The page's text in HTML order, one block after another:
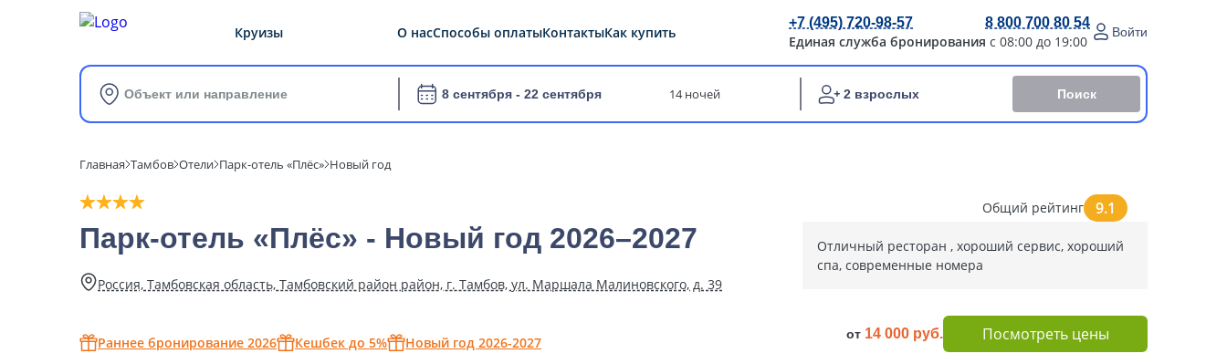
Круизы О насСпособы оплатыКонтактыКак купить
+7 (495) 720-98-57 8 800 700 80 54
Единая служба бронирования с 08:00 до 19:00
Войти
Объект или направление 8 сентября - 22 сентября 14 ночей 2 взрослых Поиск
Главная Тамбов Отели Парк-отель «Плёс» Новый год
Парк-отель «Плёс» - Новый год 2026–2027
Россия, Тамбовская область, Тамбовский район район, г. Тамбов, ул. Маршала Малиновского, д. 39
Раннее бронирование 2026 Кешбек до 5% Новый год 2026-2027
Общий рейтинг 9.1
Отличный ресторан , хороший сервис, хороший
спа, современные номера
от 14 000 руб. Посмотреть цены